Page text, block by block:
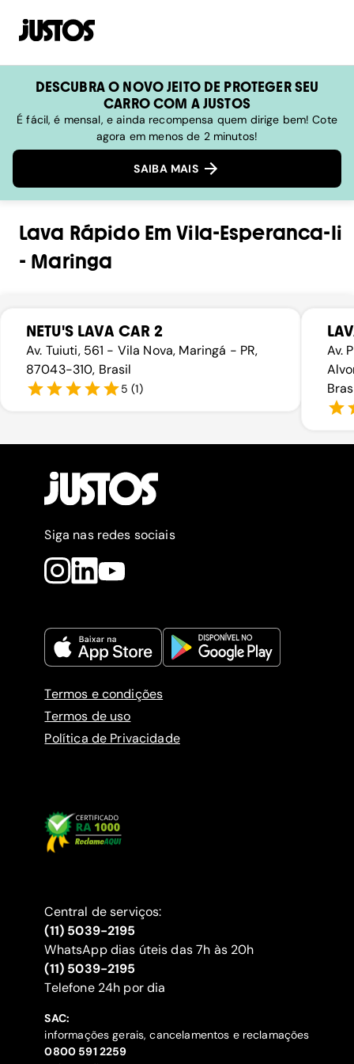
DESCUBRA O NOVO JEITO DE PROTEGER SEU
CARRO COM A JUSTOS
É fácil, é mensal, e ainda recompensa quem dirige bem! Cote
agora em menos de 2 minutos!
SAIBA MAIS
Lava RápidoEmVila-Esperanca-Ii
- Maringa
NETU'S LAVA CAR 2
Av. Tuiuti, 561 - Vila Nova, Maringá - PR,
87043-310, Brasil
5 (1)
Av.
Siga nas redes sociais
Termos e condições
Termos de uso
Política de Privacidade
Central de serviços:
(11) 5039-2195
WhatsApp dias úteis das 7h às 20h
(11) 5039-2195
‍Telefone 24h por dia
SAC:
informações gerais, cancelamentos e reclamações
‍0800 591 2259